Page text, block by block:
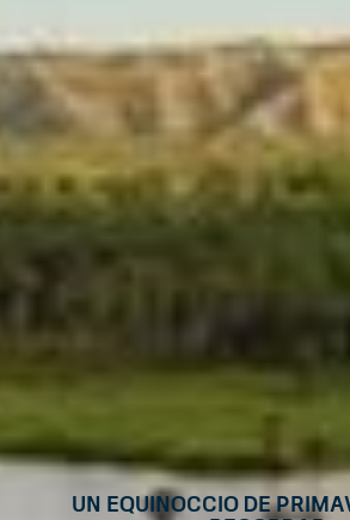
Un equinoccio de